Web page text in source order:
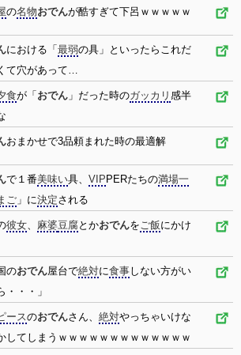
の名物おでんが酷すぎて下呂ｗｗｗｗｗ
における「 最弱の具」といったらこれだ
て穴があって…
食が「 おでん 」だった時のガッカリ 感半
おまかせで3品頼まれた時の最適解
で１番美味い具、 VIP PERたちの満場一
ご 」に決定される
彼女、 麻婆豆腐とかおでんをご飯にかけ
のおでん屋台で絶対に食事しない方がい
・・・」
ースのおでんさん、 絶対やっちゃいけな
してしまうｗｗｗｗｗｗｗｗｗｗｗｗｗ